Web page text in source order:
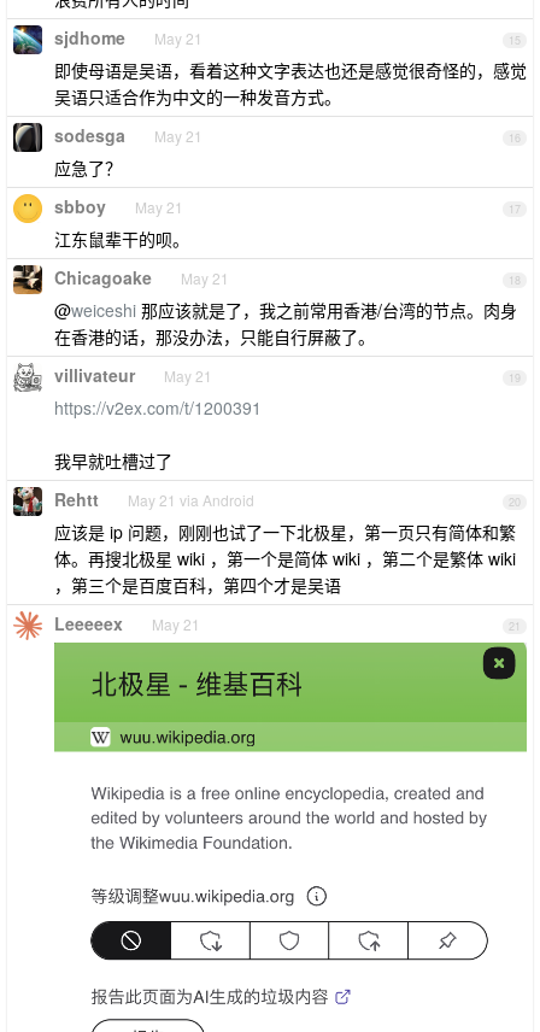
15
sjdhome May 21
即使母语是吴语，看着这种文字表达也还是感觉很奇怪的，感觉
吴语只适合作为中文的一种发音方式。
16
sodesga May 21
应急了？
17
sbboy May 21
江东鼠辈干的呗。
18
Chicagoake May 21
@weiceshi 那应该就是了，我之前常用香港/台湾的节点。肉身
在香港的话，那没办法，只能自行屏蔽了。
19
villivateur May 21
https://v2ex.com/t/1200391
我早就吐槽过了
20
Rehtt May 21 via Android
应该是 ip 问题，刚刚也试了一下北极星，第一页只有简体和繁
体。再搜北极星 wiki ，第一个是简体 wiki ，第二个是繁体 wiki
，第三个是百度百科，第四个才是吴语
21
Leeeeex May 21